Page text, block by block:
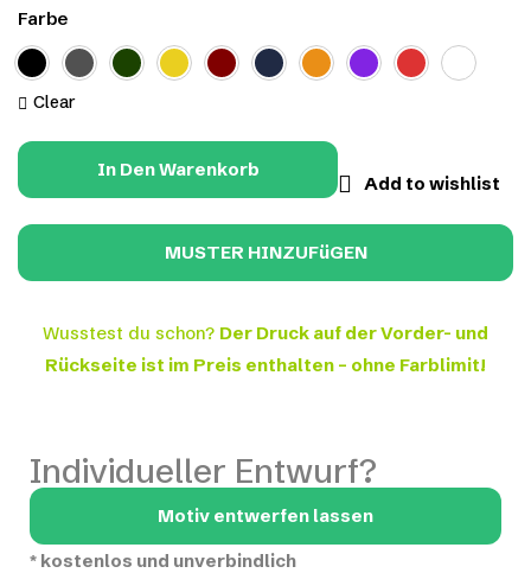
Farbe
Clear
In Den Warenkorb
Add to wishlist
Wusstest du schon? Der Druck auf der Vorder- und
Rückseite ist im Preis enthalten – ohne Farblimit!
Individueller Entwurf?
Motiv entwerfen lassen
* kostenlos und unverbindlich